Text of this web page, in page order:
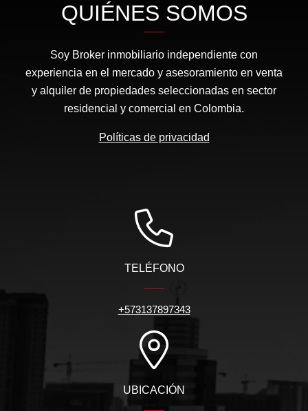
QUIÉNES SOMOS
Soy Broker inmobiliario independiente con
experiencia en el mercado y asesoramiento en venta
y alquiler de propiedades seleccionadas en sector
residencial y comercial en Colombia.
Políticas de privacidad
TELÉFONO
+573137897343
UBICACIÓN